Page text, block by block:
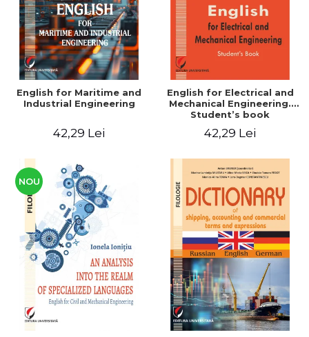
English for Maritime and
Industrial Engineering
42,29 Lei
English for Electrical and
Mechanical Engineering.
Student’s book
42,29 Lei
NOU